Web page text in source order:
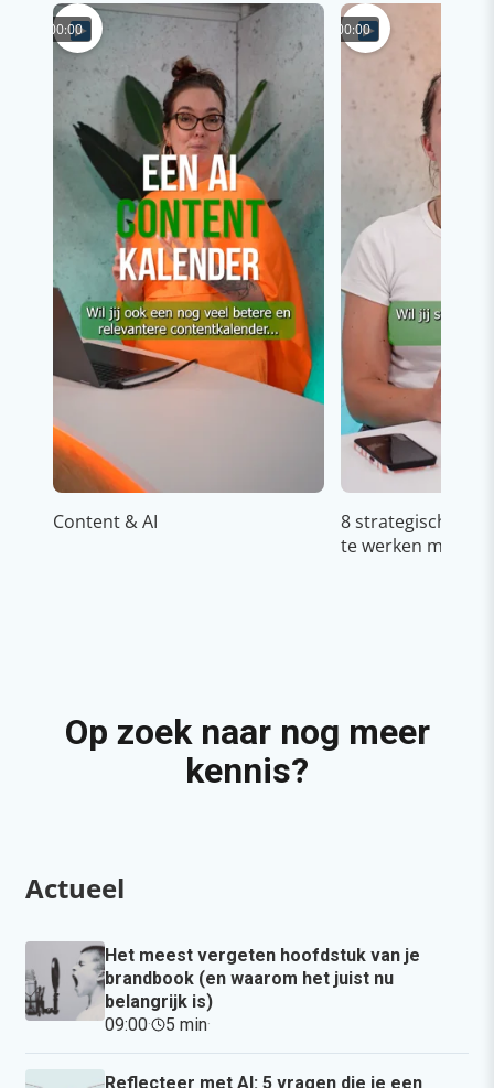
00:00
Content & AI
00:00
8 strategische
te werken met
Op zoek naar nog meer
kennis?
Actueel
Het meest vergeten hoofdstuk van je
brandbook (en waarom het juist nu
belangrijk is)
09:00· 5 min·
Reflecteer met AI: 5 vragen die je een